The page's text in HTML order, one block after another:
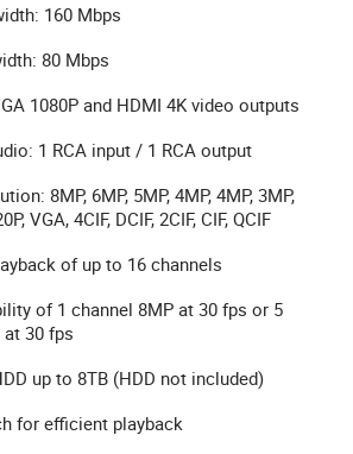
160 Mbps
80 Mbps
1080P and HDMI 4K video outputs
1 RCA input / 1 RCA output
8MP, 6MP, 5MP, 4MP, 4MP, 3MP,
VGA, 4CIF, DCIF, 2CIF, CIF, QCIF
of up to 16 channels
of 1 channel 8MP at 30 fps or 5
at 30 fps
up to 8TB (HDD not included)
for efficient playback